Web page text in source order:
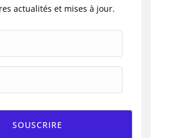
actualités et mises à jour.
SOUSCRIRE